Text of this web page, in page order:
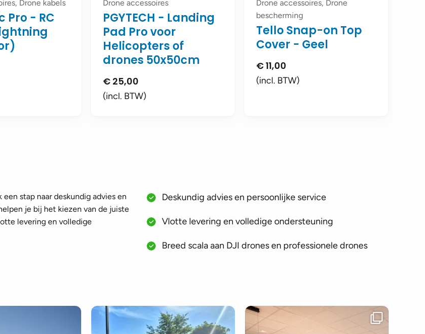
Drone kabels
Pro - RC
Drone accessoires
PGYTECH - Landing
Pad Pro voor
Helicopters of
drones 50x50cm
€ 25,00
(incl. BTW)
Drone accessoires, Drone
bescherming
Tello Snap-on Top
Cover - Geel
€11,00
(incl. BTW)
stap naar deskundig advies en
je bij het kiezen van de juiste
levering en volledige
Deskundig advies en persoonlijke service
Vlotte levering en volledige ondersteuning
Breed scala aan DJI drones en professionele drones